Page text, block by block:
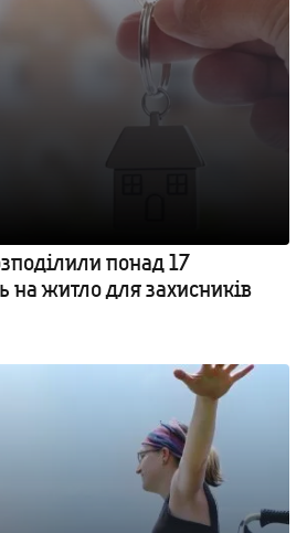
понад 17
на житло для захисників